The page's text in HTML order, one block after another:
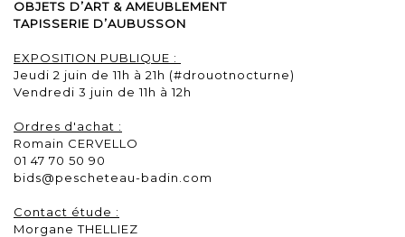
OBJETS D’ART & AMEUBLEMENT
TAPISSERIE D’AUBUSSON
EXPOSITION PUBLIQUE :
Jeudi 2 juin de 11h à 21h (#drouotnocturne)
Vendredi 3 juin de 11h à 12h
Ordres d'achat :
Romain CERVELLO
01 47 70 50 90
bids@pescheteau-badin.com
Contact étude :
Morgane THELLIEZ